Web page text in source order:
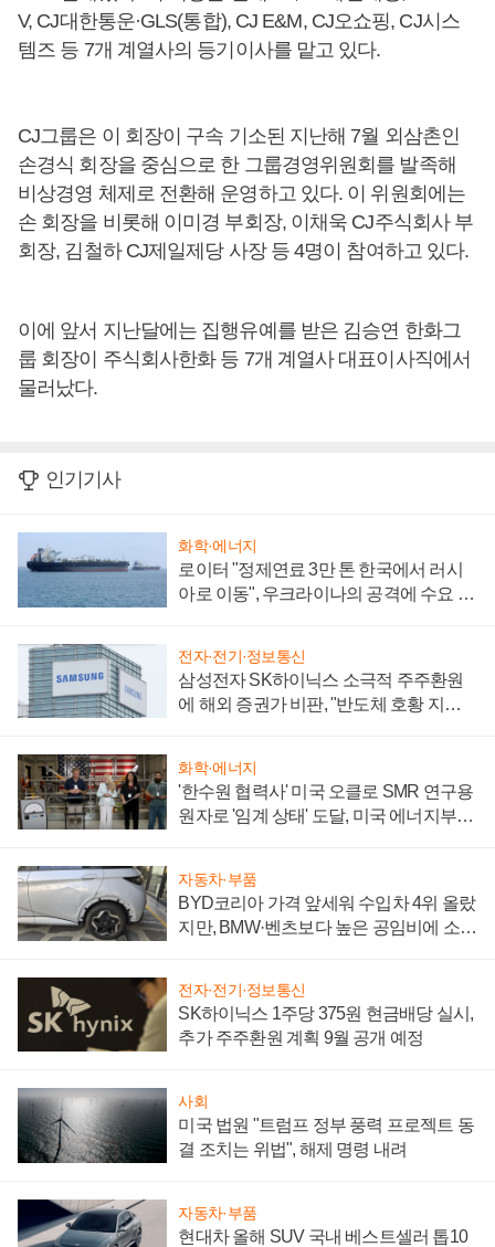
V, CJ대한통운·GLS(통합), CJ E&M, CJ오쇼핑, CJ시스
템즈 등 7개 계열사의 등기이사를 맡고 있다.
CJ그룹은 이 회장이 구속 기소된 지난해 7월 외삼촌인
손경식 회장을 중심으로 한 그룹경영위원회를 발족해
비상경영 체제로 전환해 운영하고 있다. 이 위원회에는
손 회장을 비롯해 이미경 부회장, 이채욱 CJ주식회사 부
회장, 김철하 CJ제일제당 사장 등 4명이 참여하고 있다.
이에 앞서 지난달에는 집행유예를 받은 김승연 한화그
룹 회장이 주식회사한화 등 7개 계열사 대표이사직에서
물러났다.
인기기사
화학·에너지
로이터 "정제연료 3만 톤 한국에서 러시
아로 이동", 우크라이나의 공격에 수요 늘
전자·전기·정보통신
삼성전자 SK하이닉스 소극적 주주환원
에 해외 증권가 비판, "반도체 호황 지속
화학·에너지
'한수원 협력사' 미국 오클로 SMR 연구용
원자로 '임계 상태' 도달, 미국 에너지부
자동차·부품
BYD코리아 가격 앞세워 수입차 4위 올랐
지만, BMW·벤츠보다 높은 공임비에 소비
전자·전기·정보통신
SK하이닉스 1주당 375원 현금배당 실시,
추가 주주환원 계획 9월 공개 예정
사회
미국 법원 "트럼프 정부 풍력 프로젝트 동
결 조치는 위법", 해제 명령 내려
자동차·부품
현대차 올해 SUV 국내 베스트셀러 톱10